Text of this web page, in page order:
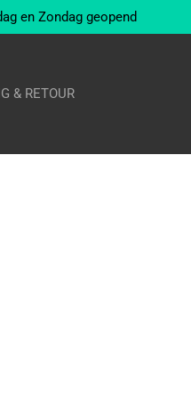
en Zondag geopend
& RETOUR